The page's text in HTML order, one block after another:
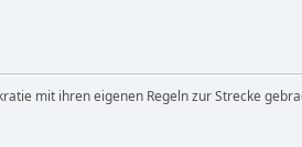
mit ihren eigenen Regeln zur Strecke